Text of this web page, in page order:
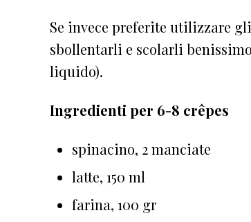
Se invece preferite utilizzare
sbollentarli e scolarli
liquido).
Ingredienti per 6-8 crêpes
spinacino, 2 manciate
latte, 150 ml
farina, 100 gr